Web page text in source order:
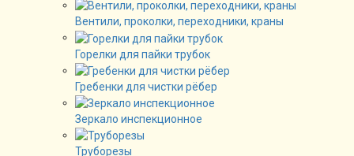
Вентили, проколки, переходники, краны
Горелки для пайки трубок
Гребенки для чистки рёбер
Зеркало инспекционное
Труборезы